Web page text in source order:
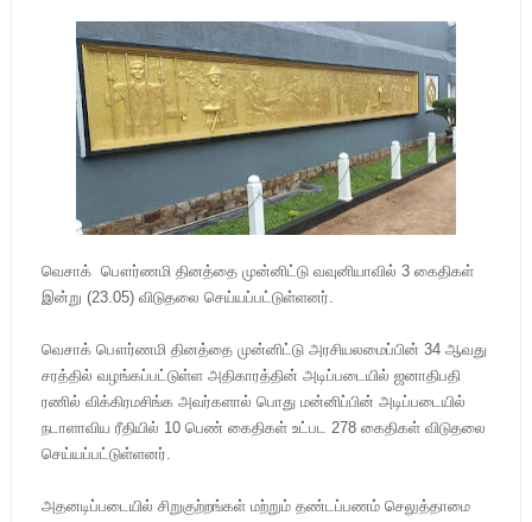
வெசாக் பௌர்ணமி தினத்தை முன்னிட்டு வவுனியாவில் 3 கைதிகள்
இன்று (23.05) விடுதலை செய்யப்பட்டுள்ளனர்.
வெசாக் பௌர்ணமி தினத்தை முன்னிட்டு அரசியலமைப்பின் 34 ஆவது
சரத்தில் வழங்கப்பட்டுள்ள அதிகாரத்தின் அடிப்படையில் ஜனாதிபதி
ரணில் விக்கிரமசிங்க அவர்களால் பொது மன்னிப்பின் அடிப்படையில்
நடாளாவிய ரீதியில் 10 பெண் கைதிகள் உட்பட 278 கைதிகள் விடுதலை
செய்யப்பட்டுள்ளனர்.
அதனடிப்படையில் சிறுகுற்றங்கள் மற்றும் தண்டப்பணம் செலுத்தாமை